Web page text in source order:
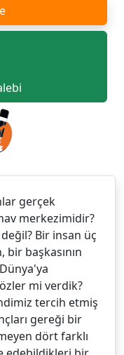
gerçek
merkezimidir?
Bir insan üç
bir başkasının
mi verdik?
tercih etmiş
gereği bir
dört farklı